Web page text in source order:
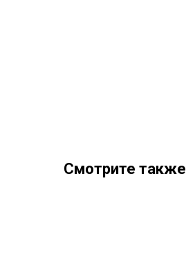
Смотрите также